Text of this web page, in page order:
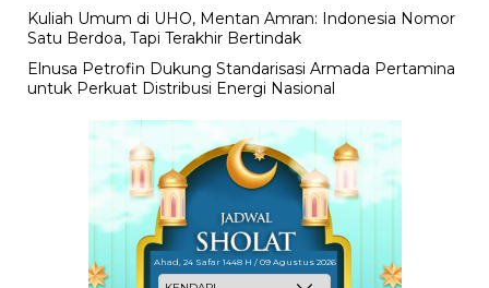
Kuliah Umum di UHO, Mentan Amran: Indonesia Nomor
Satu Berdoa, Tapi Terakhir Bertindak
Elnusa Petrofin Dukung Standarisasi Armada Pertamina
untuk Perkuat Distribusi Energi Nasional
Ahad, 24 Safar 1448 H / 09 Agustus 2026